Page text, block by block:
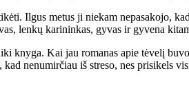
Ilgus metus ji niekam nepasakojo,
lenkų karininkas, gyvas ir gyvena
knyga. Kai jau romanas apie tėvelį
nenumirčiau iš streso, nes prisikels